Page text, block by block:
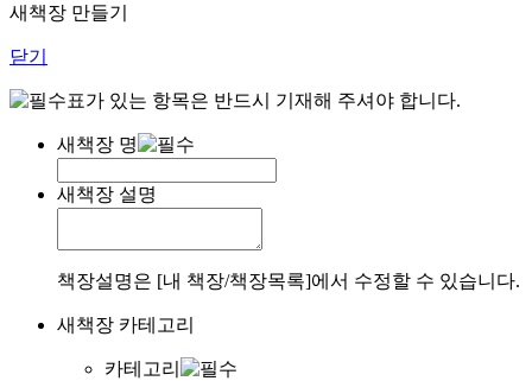
새책장 만들기
닫기
표가 있는 항목은 반드시 기재해 주셔야 합니다.
새책장 명
새책장 설명
책장설명은 [내 책장/책장목록]에서 수정할 수 있습니다.
새책장 카테고리
카테고리